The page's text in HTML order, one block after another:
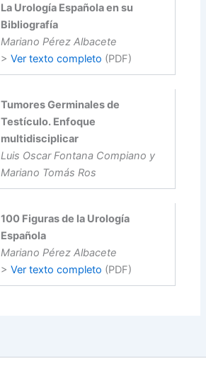
La Urología Española en su
Bibliografía
Mariano Pérez Albacete
>Ver texto completo (PDF)
Tumores Germinales de
Testículo. Enfoque
multidisciplicar
Luis Oscar Fontana Compiano y
Mariano Tomás Ros
100 Figuras de la Urología
Española
Mariano Pérez Albacete
>Ver texto completo (PDF)